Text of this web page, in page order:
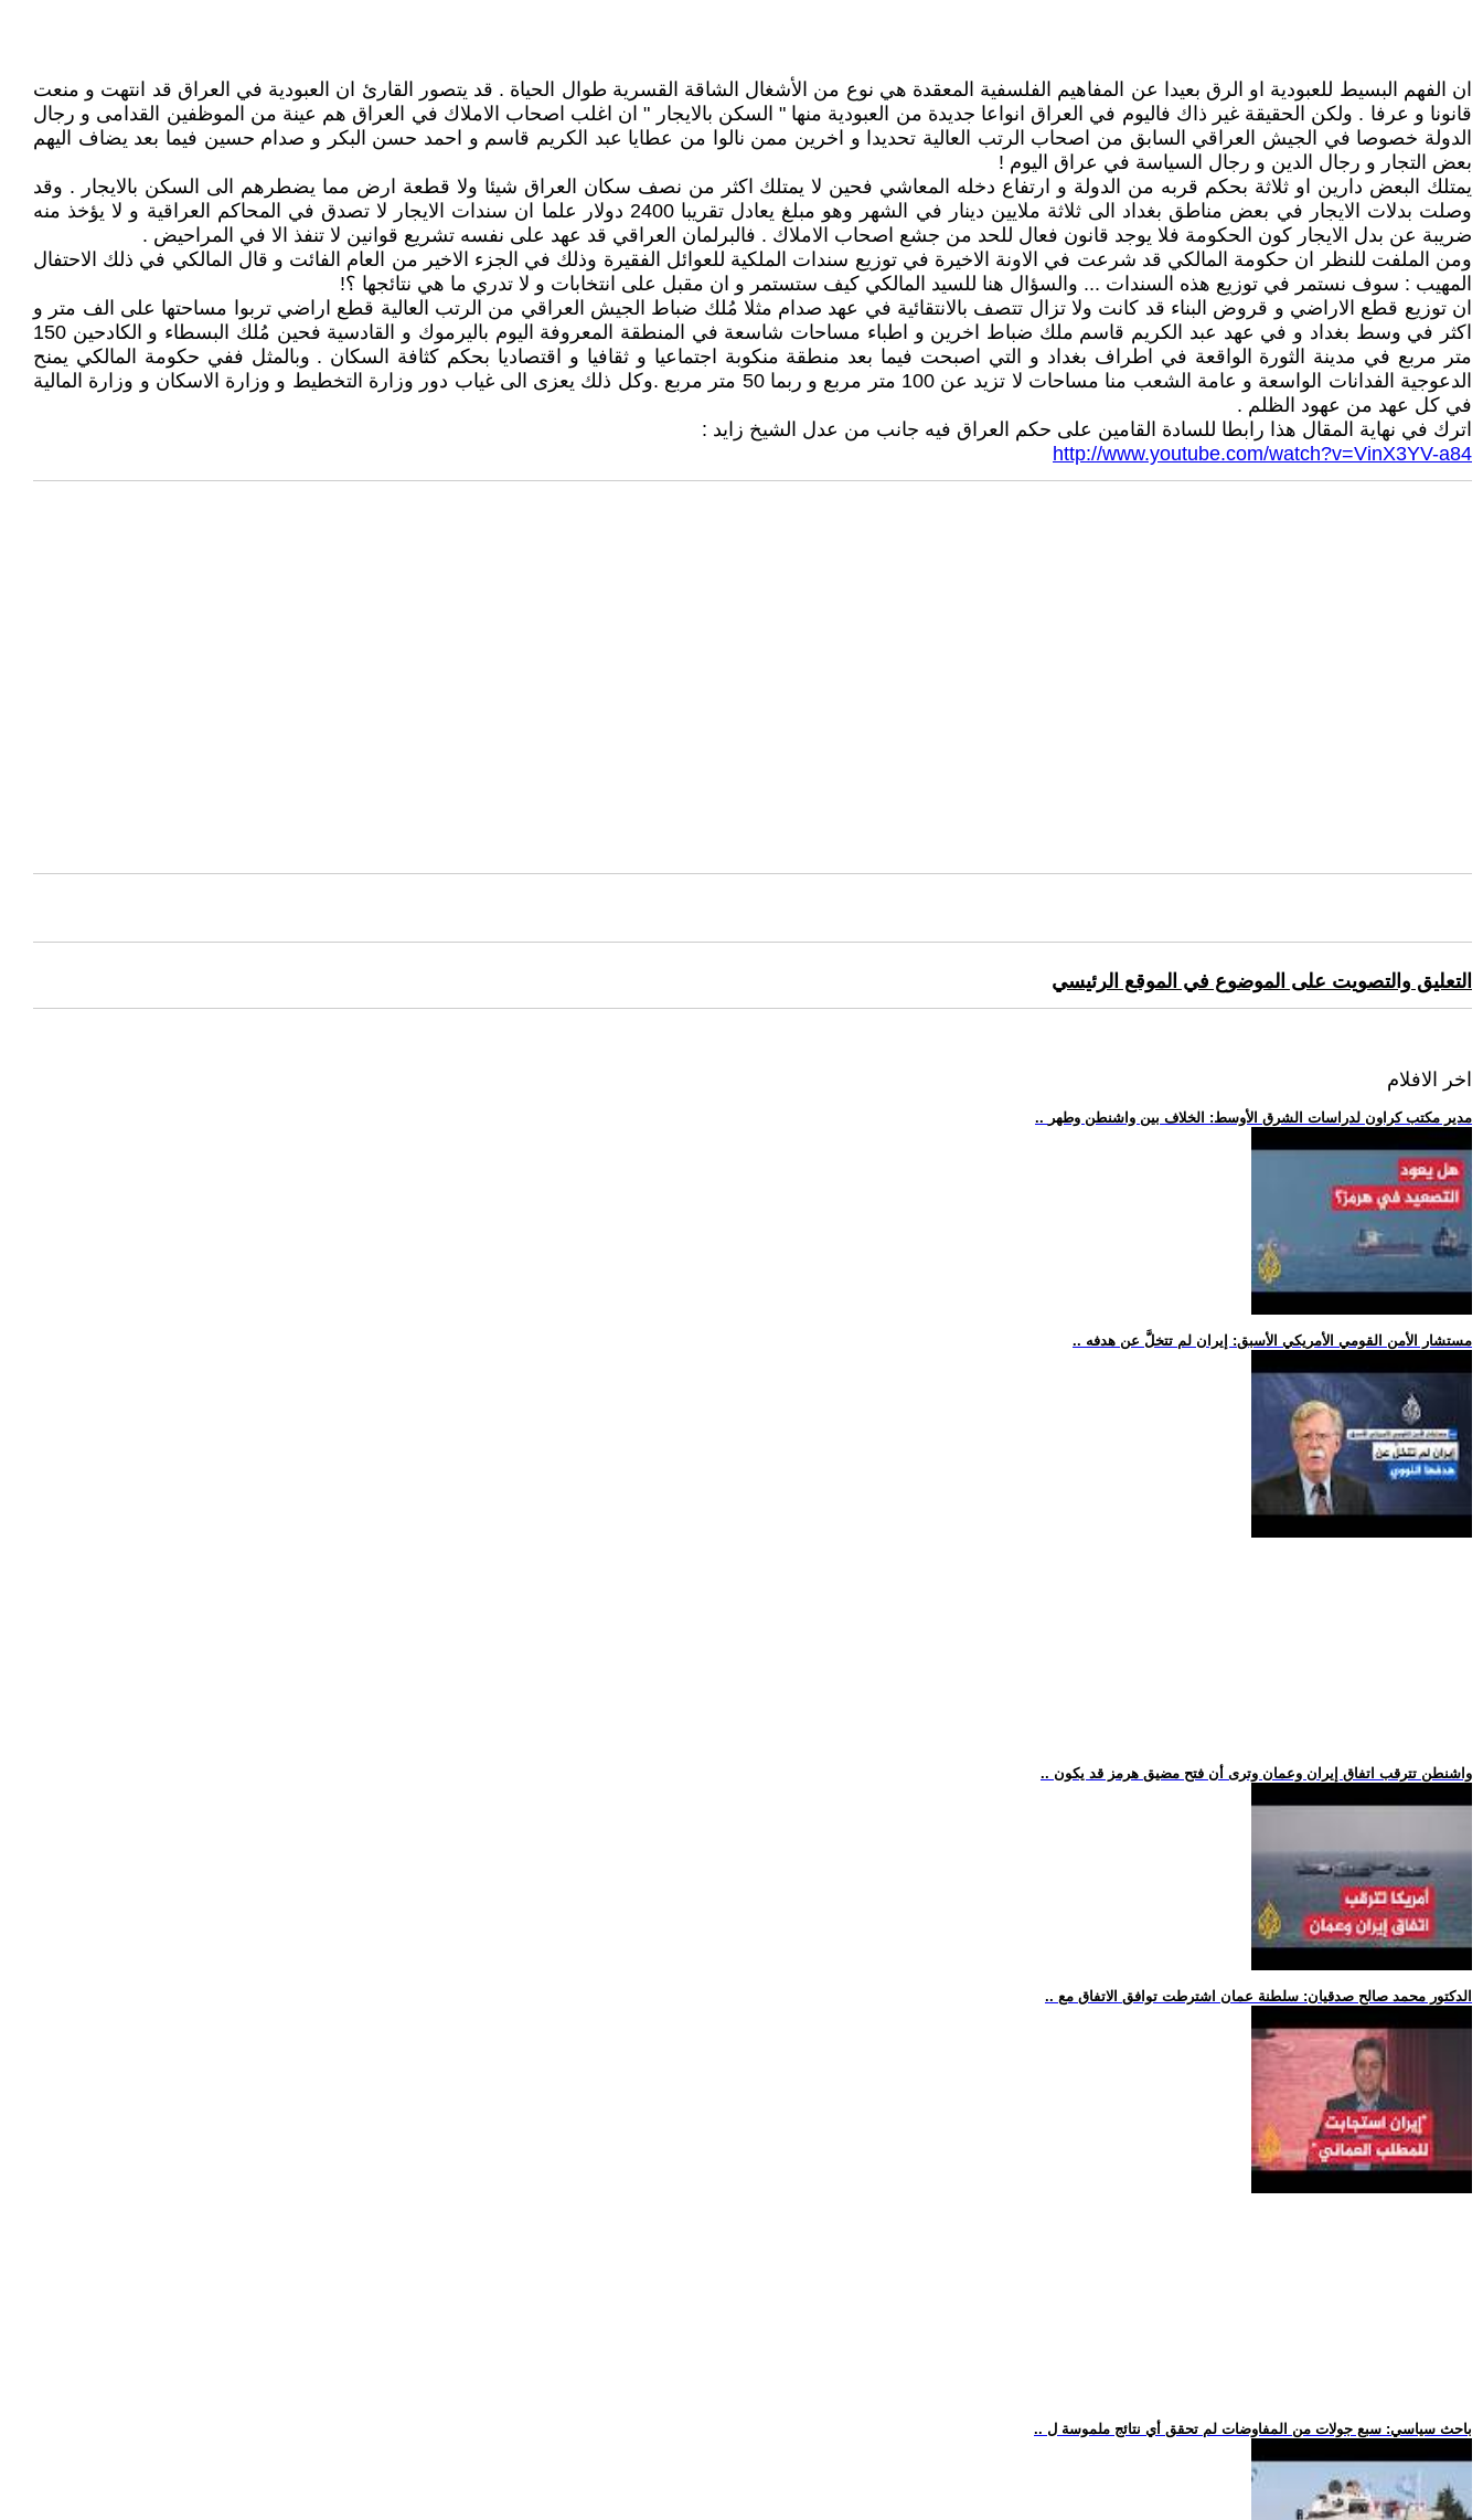
ان الفهم البسيط للعبودية او الرق بعيدا عن المفاهيم الفلسفية المعقدة هي نوع من الأشغال الشاقة القسرية طوال الحياة . قد يتصور القارئ ان العبودية في العراق قد انتهت و منعت
قانونا و عرفا . ولكن الحقيقة غير ذاك فاليوم في العراق انواعا جديدة من العبودية منها " السكن بالايجار " ان اغلب اصحاب الاملاك في العراق هم عينة من الموظفين القدامى و رجال
الدولة خصوصا في الجيش العراقي السابق من اصحاب الرتب العالية تحديدا و اخرين ممن نالوا من عطايا عبد الكريم قاسم و احمد حسن البكر و صدام حسين فيما بعد يضاف اليهم
بعض التجار و رجال الدين و رجال السياسة في عراق اليوم !
يمتلك البعض دارين او ثلاثة بحكم قربه من الدولة و ارتفاع دخله المعاشي فحين لا يمتلك اكثر من نصف سكان العراق شيئا ولا قطعة ارض مما يضطرهم الى السكن بالايجار . وقد
وصلت بدلات الايجار في بعض مناطق بغداد الى ثلاثة ملايين دينار في الشهر وهو مبلغ يعادل تقريبا 2400 دولار علما ان سندات الايجار لا تصدق في المحاكم العراقية و لا يؤخذ منه
ضريبة عن بدل الايجار كون الحكومة فلا يوجد قانون فعال للحد من جشع اصحاب الاملاك . فالبرلمان العراقي قد عهد على نفسه تشريع قوانين لا تنفذ الا في المراحيض .
ومن الملفت للنظر ان حكومة المالكي قد شرعت في الاونة الاخيرة في توزيع سندات الملكية للعوائل الفقيرة وذلك في الجزء الاخير من العام الفائت و قال المالكي في ذلك الاحتفال
المهيب : سوف نستمر في توزيع هذه السندات ... والسؤال هنا للسيد المالكي كيف ستستمر و ان مقبل على انتخابات و لا تدري ما هي نتائجها ؟!
ان توزيع قطع الاراضي و قروض البناء قد كانت ولا تزال تتصف بالانتقائية في عهد صدام مثلا مُلك ضباط الجيش العراقي من الرتب العالية قطع اراضي تربوا مساحتها على الف متر و
اكثر في وسط بغداد و في عهد عبد الكريم قاسم ملك ضباط اخرين و اطباء مساحات شاسعة في المنطقة المعروفة اليوم باليرموك و القادسية فحين مُلك البسطاء و الكادحين 150
متر مربع في مدينة الثورة الواقعة في اطراف بغداد و التي اصبحت فيما بعد منطقة منكوبة اجتماعيا و ثقافيا و اقتصاديا بحكم كثافة السكان . وبالمثل ففي حكومة المالكي يمنح
الدعوجية الفدانات الواسعة و عامة الشعب منا مساحات لا تزيد عن 100 متر مربع و ربما 50 متر مربع .وكل ذلك يعزى الى غياب دور وزارة التخطيط و وزارة الاسكان و وزارة المالية
في كل عهد من عهود الظلم .
اترك في نهاية المقال هذا رابطا للسادة القامين على حكم العراق فيه جانب من عدل الشيخ زايد :
http://www.youtube.com/watch?v=VinX3YV-a84
التعليق والتصويت على الموضوع في الموقع الرئيسي
اخر الافلام
.. مدير مكتب كراون لدراسات الشرق الأوسط: الخلاف بين واشنطن وطهر
.. مستشار الأمن القومي الأمريكي الأسبق: إيران لم تتخلَّ عن هدفه
.. واشنطن تترقب اتفاق إيران وعمان وترى أن فتح مضيق هرمز قد يكون
.. الدكتور محمد صالح صدقيان: سلطنة عمان اشترطت توافق الاتفاق مع
.. باحث سياسي: سبع جولات من المفاوضات لم تحقق أي نتائج ملموسة ل